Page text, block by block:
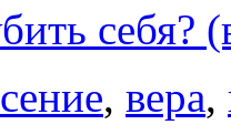
себя?
, вера,